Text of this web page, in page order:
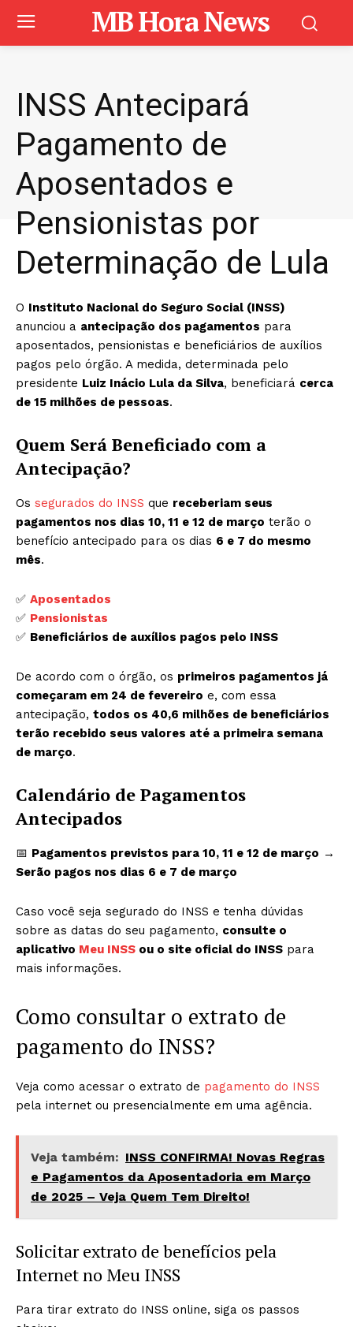
MB Hora News
INSS Antecipará
Pagamento de
Aposentados e
Pensionistas por
Determinação de Lula
O Instituto Nacional do Seguro Social (INSS)
anunciou a antecipação dos pagamentos para
aposentados, pensionistas e beneficiários de auxílios
pagos pelo órgão. A medida, determinada pelo
presidente Luiz Inácio Lula da Silva, beneficiará cerca
de 15 milhões de pessoas.
Quem Será Beneficiado com a
Antecipação?
Os segurados do INSS que receberiam seus
pagamentos nos dias 10, 11 e 12 de março terão o
benefício antecipado para os dias 6 e 7 do mesmo
mês.
✅ Aposentados
✅ Pensionistas
✅ Beneficiários de auxílios pagos pelo INSS
De acordo com o órgão, os primeiros pagamentos já
começaram em 24 de fevereiro e, com essa
antecipação, todos os 40,6 milhões de beneficiários
terão recebido seus valores até a primeira semana
de março.
Calendário de Pagamentos
Antecipados
📅 Pagamentos previstos para 10, 11 e 12 de março →
Serão pagos nos dias 6 e 7 de março
Caso você seja segurado do INSS e tenha dúvidas
sobre as datas do seu pagamento, consulte o
aplicativo Meu INSS ou o site oficial do INSS para
mais informações.
Como consultar o extrato de
pagamento do INSS?
Veja como acessar o extrato de pagamento do INSS
pela internet ou presencialmente em uma agência.
Veja também: INSS CONFIRMA! Novas Regras
e Pagamentos da Aposentadoria em Março
de 2025 – Veja Quem Tem Direito!
Solicitar extrato de benefícios pela
Internet no Meu INSS
Para tirar extrato do INSS online, siga os passos